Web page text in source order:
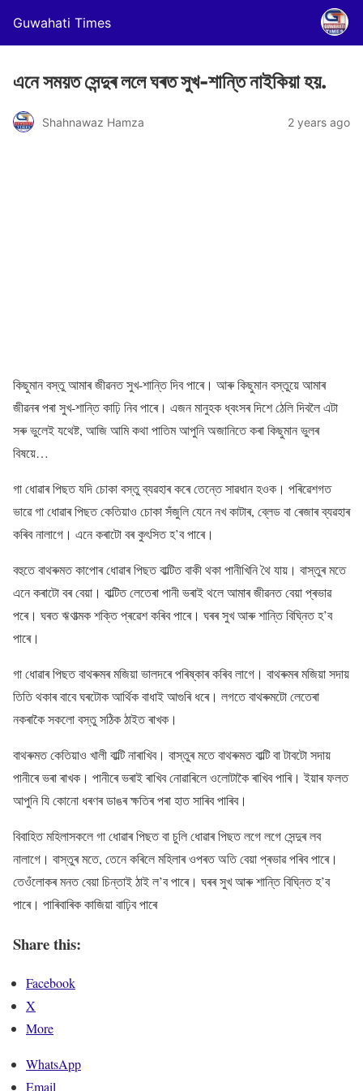
Guwahati Times
এনে সময়ত সেন্দুৰ ললে ঘৰত সুখ-শান্তি নাইকিয়া হয়.
Shahnawaz Hamza 2 years ago
কিছুমান বস্তু আমাৰ জীৱনত সুখ-শান্তি দিব পাৰে। আৰু কিছুমান বস্তুয়ে আমাৰ
জীৱনৰ পৰা সুখ-শান্তি কাঢ়ি নিব পাৰে। এজন মানুহক ধ্বংসৰ দিশে ঠেলি দিবলৈ এটা
সৰু ভুলেই যথেষ্ট, আজি আমি কথা পাতিম আপুনি অজানিতে কৰা কিছুমান ভুলৰ
বিষয়ে…
গা ধোৱাৰ পিছত যদি চোকা বস্তু ব্যৱহাৰ কৰে তেন্তে সাৱধান হওক। পৰিৱেশগত
ভাৱে গা ধোৱাৰ পিছত কেতিয়াও চোকা সঁজুলি যেনে নখ কাটাৰ, ব্লেড বা ৰেজাৰ ব্যৱহাৰ
কৰিব নালাগে। এনে কৰাটো বৰ কুৎসিত হ’ব পাৰে।
বহুতে বাথৰুমত কাপোৰ ধোৱাৰ পিছত বাল্টিত বাকী থকা পানীখিনি থৈ যায়। বাস্তুৰ মতে
এনে কৰাটো বৰ বেয়া। বাল্টিত লেতেৰা পানী ভৰাই থলে আমাৰ জীৱনত বেয়া প্ৰভাৱ
পৰে। ঘৰত ঋণাত্মক শক্তি প্ৰৱেশ কৰিব পাৰে। ঘৰৰ সুখ আৰু শান্তি বিঘ্নিত হ’ব
পাৰে।
গা ধোৱাৰ পিছত বাথৰুমৰ মজিয়া ভালদৰে পৰিষ্কাৰ কৰিব লাগে। বাথৰুমৰ মজিয়া সদায়
তিতি থকাৰ বাবে ঘৰটোক আৰ্থিক বাধাই আগুৰি ধৰে। লগতে বাথৰুমটো লেতেৰা
নকৰাকৈ সকলো বস্তু সঠিক ঠাইত ৰাখক।
বাথৰুমত কেতিয়াও খালী বাল্টি নাৰাখিব। বাস্তুৰ মতে বাথৰুমত বাল্টি বা টাবটো সদায়
পানীৰে ভৰা ৰাখক। পানীৰে ভৰাই ৰাখিব নোৱাৰিলে ওলোটাকৈ ৰাখিব পাৰি। ইয়াৰ ফলত
আপুনি যি কোনো ধৰণৰ ডাঙৰ ক্ষতিৰ পৰা হাত সাৰিব পাৰিব।
বিবাহিত মহিলাসকলে গা ধোৱাৰ পিছত বা চুলি ধোৱাৰ পিছত লগে লগে সেন্দুৰ লব
নালাগে। বাস্তুৰ মতে, তেনে কৰিলে মহিলাৰ ওপৰত অতি বেয়া প্ৰভাৱ পৰিব পাৰে।
তেওঁলোকৰ মনত বেয়া চিন্তাই ঠাই ল’ব পাৰে। ঘৰৰ সুখ আৰু শান্তি বিঘ্নিত হ’ব
পাৰে। পাৰিবাৰিক কাজিয়া বাঢ়িব পাৰে
Share this:
Facebook
X
More
WhatsApp
Email